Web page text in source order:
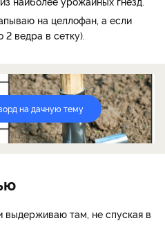
на целлофан, а если
2 ведра в сетку).
на дачную тему
выдерживаю там, не спуская в